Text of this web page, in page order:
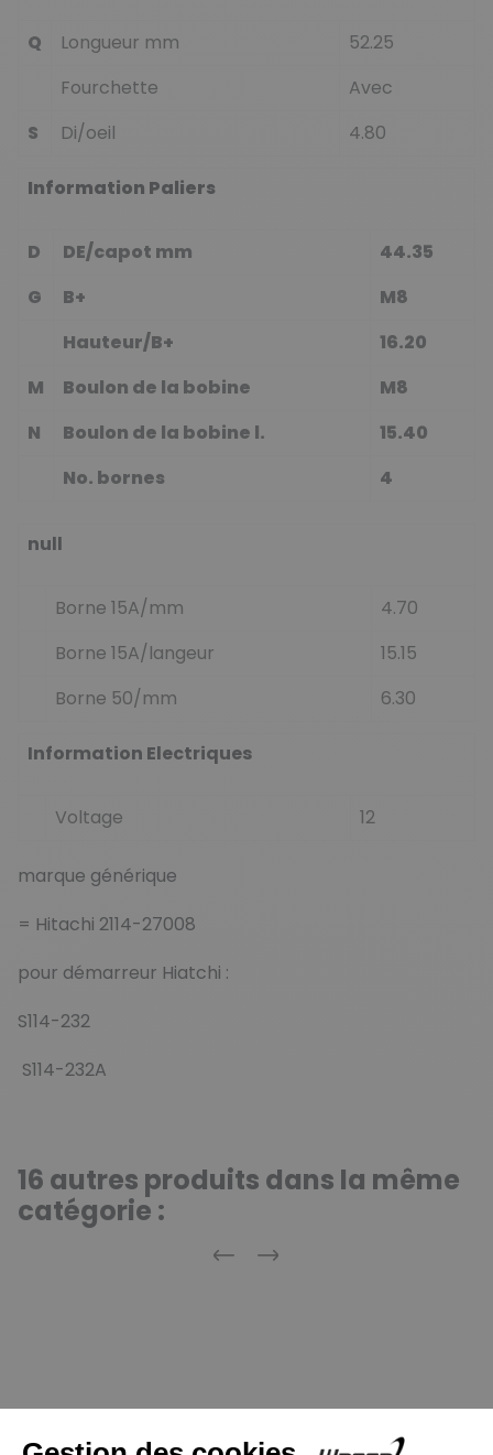
Q Longueur mm
52.25
Fourchette
Avec
S
Di/oeil 4.80
Information Paliers
D DE/capot mm
44.35
G
B+
M8
Hauteur/B+
16.20
M
Boulon de la bobine
M8
N
Boulon de la bobine l.
15.40
No. bornes
4
null
Borne 15A/mm
4.70
Borne 15A/langeur
15.15
Borne 50/mm
6.30
Information Electriques
Voltage 12
marque générique
= Hitachi 2114-27008
pour démarreur Hiatchi :
S114-232
S114-232A
16 autres produits dans la même
catégorie :
Précédent
Suivant